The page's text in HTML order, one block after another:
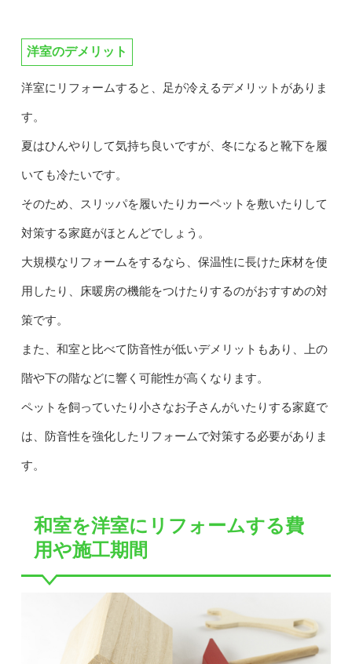
洋室のデメリット
洋室にリフォームすると、足が冷えるデメリットがありま
す。
夏はひんやりして気持ち良いですが、冬になると靴下を履
いても冷たいです。
そのため、スリッパを履いたりカーペットを敷いたりして
対策する家庭がほとんどでしょう。
大規模なリフォームをするなら、保温性に長けた床材を使
用したり、床暖房の機能をつけたりするのがおすすめの対
策です。
また、和室と比べて防音性が低いデメリットもあり、上の
階や下の階などに響く可能性が高くなります。
ペットを飼っていたり小さなお子さんがいたりする家庭で
は、防音性を強化したリフォームで対策する必要がありま
す。
和室を洋室にリフォームする費
用や施工期間